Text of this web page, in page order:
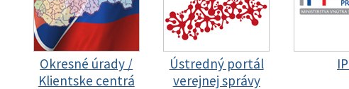
Okresné úrady /
Klientske centrá
Ústredný portál
verejnej správy